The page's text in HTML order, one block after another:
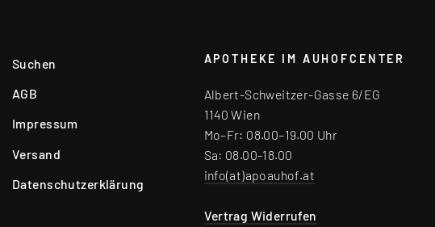
Suchen
AGB
Impressum
Versand
Datenschutzerklärung
APOTHEKE IM AUHOFCENTER
Albert-Schweitzer-Gasse 6/EG
1140 Wien
Mo–Fr: 08.00–19.00 Uhr
Sa: 08.00-18.00
info(at)apoauhof.at
Vertrag Widerrufen